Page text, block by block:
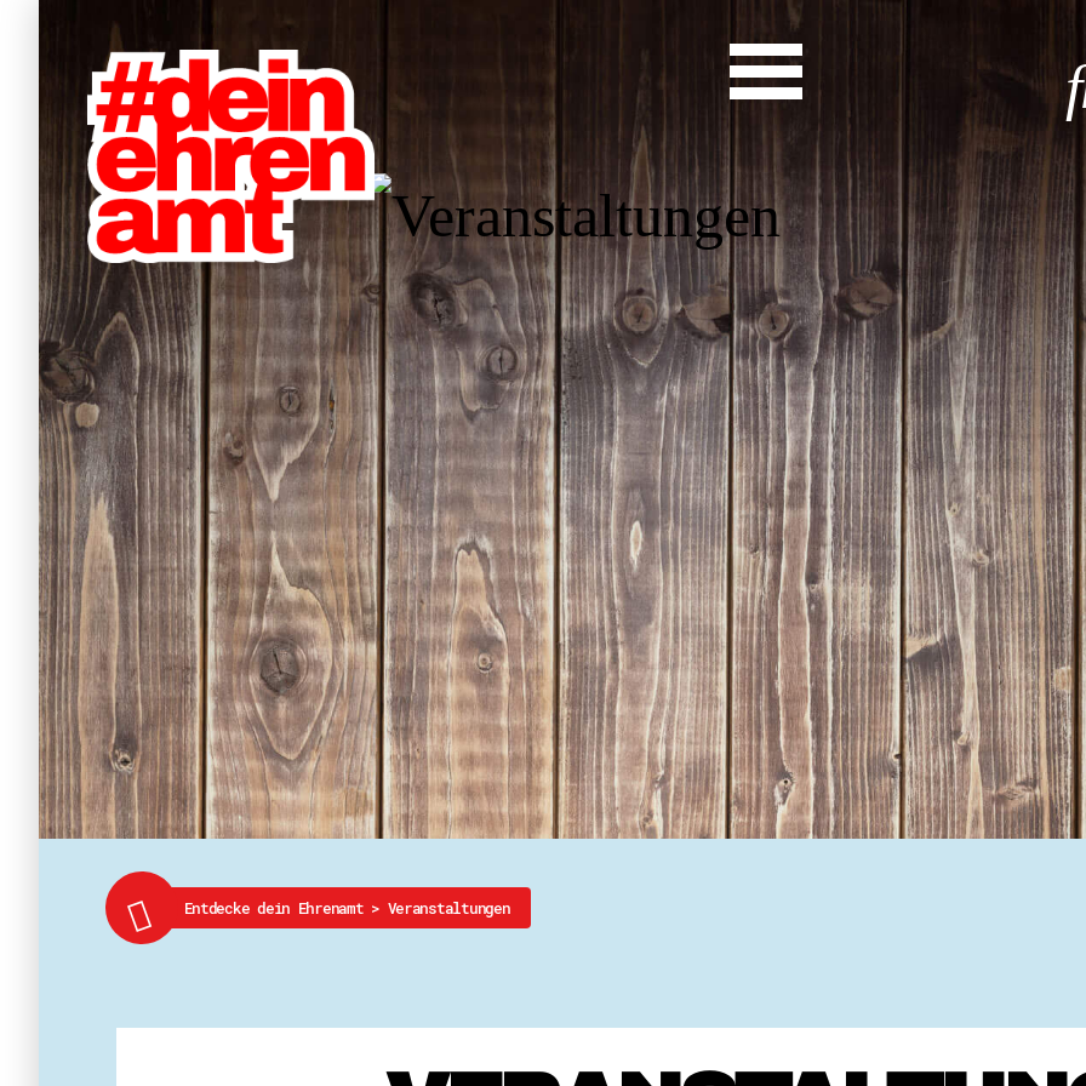
Start
Entdecke dein
News
Veranstaltungen
Rückblicke
Newsletter
Die LandesEhrenamtsagentur
Publikationen
Ansprechpartner
Ehrenamt hat viele
Finde dein
Ehrenamtssuchmaschine
Freiwilliges Soziales
Koordinierungszentren für
Engagierte Stadt
Freiwilligendienste
Freiwilligentage
Hessen hilft Ukraine
Zeig uns dein
Wettbewerb |
Wettbewerb | 80 Jahre
8 Vereine x 80 Jahre x
Crowdfunding - Viele
Ehrentag
Was steht
Entdecke dein Ehrenamt > Veranstaltungen